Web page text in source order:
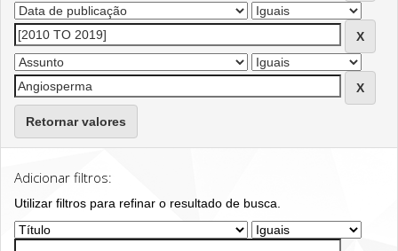
Retornar valores
Adicionar filtros:
Utilizar filtros para refinar o resultado de busca.